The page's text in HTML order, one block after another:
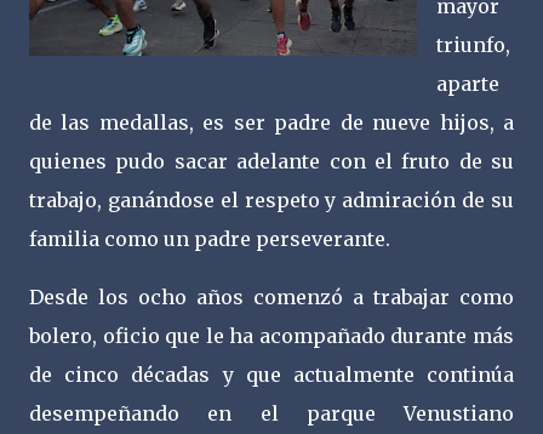
mayor
triunfo,
aparte
de las medallas, es ser padre de nueve hijos, a
quienes pudo sacar adelante con el fruto de su
trabajo, ganándose el respeto y admiración de su
familia como un padre perseverante.
Desde los ocho años comenzó a trabajar como
bolero, oficio que le ha acompañado durante más
de cinco décadas y que actualmente continúa
desempeñando en el parque Venustiano